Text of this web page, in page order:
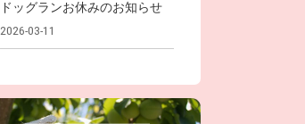
ドッグランお休みのお知らせ
2026-03-11